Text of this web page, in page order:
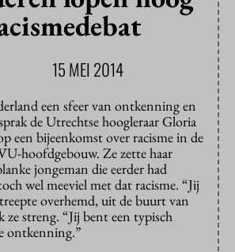
15 MEI 2014
een sfeer van ontkenning en
de Utrechtse hoogleraar Gloria
een bijeenkomst over racisme in de
hoofdgebouw. Ze zette haar
jongeman die eerder had
wel meeviel met dat racisme. “Jij
overhemd, uit de buurt van
ze streng. “Jij bent een typisch
ontkenning.”